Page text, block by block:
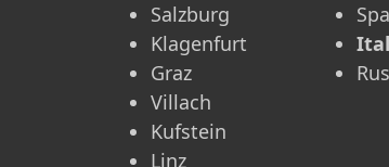
Salzburg
Klagenfurt
Graz
Villach
Kufstein
Linz